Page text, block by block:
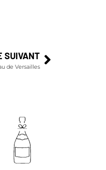
SUIVANT
de Versailles